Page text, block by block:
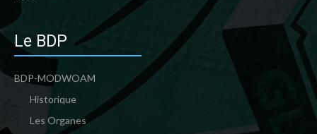
Le BDP
BDP-MODWOAM
Historique
Les Organes